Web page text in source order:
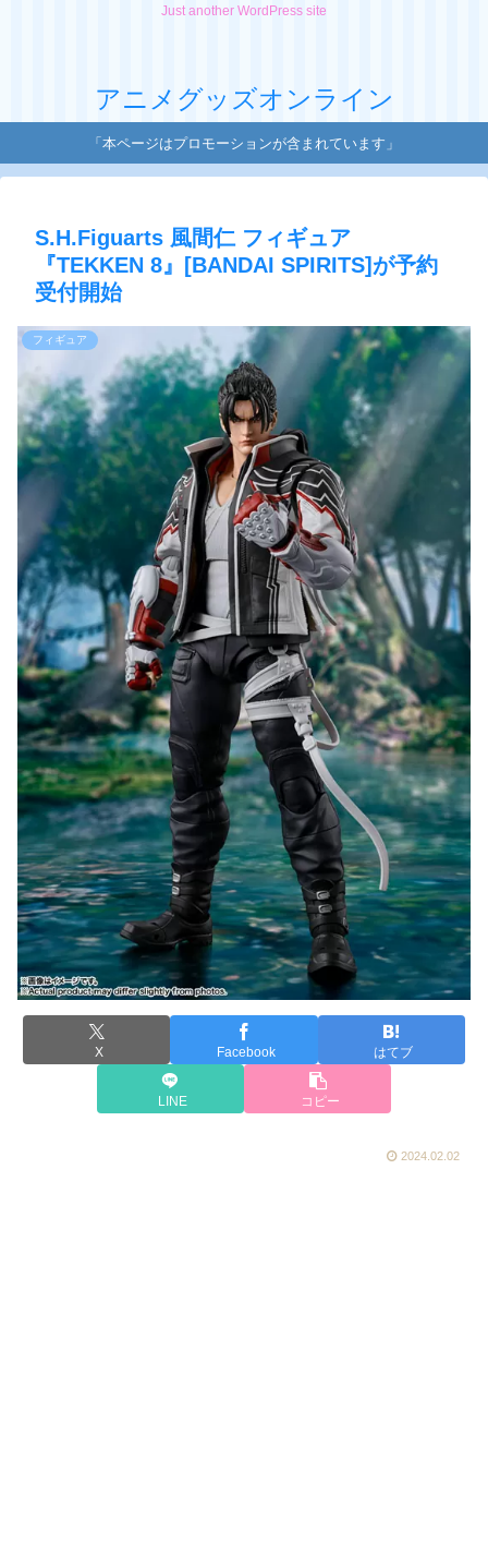
Just another WordPress site
アニメグッズオンライン
「本ページはプロモーションが含まれています」
S.H.Figuarts 風間仁 フィギュア
『TEKKEN 8』[BANDAI SPIRITS]が予約
受付開始
フィギュア
X Facebook はてブ
LINE コピー
2024.02.02